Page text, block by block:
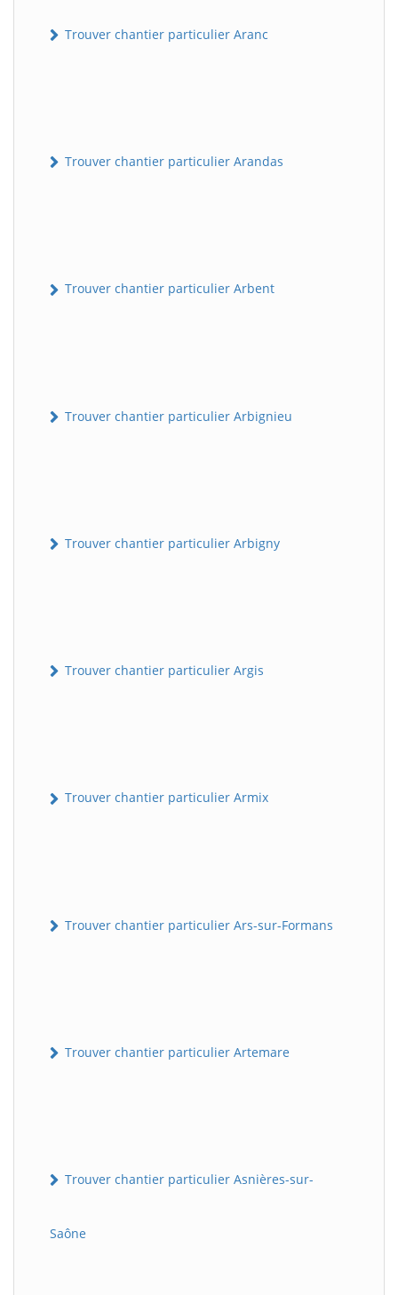
Trouver chantier particulier Aranc
Trouver chantier particulier Arandas
Trouver chantier particulier Arbent
Trouver chantier particulier Arbignieu
Trouver chantier particulier Arbigny
Trouver chantier particulier Argis
Trouver chantier particulier Armix
Trouver chantier particulier Ars-sur-Formans
Trouver chantier particulier Artemare
Trouver chantier particulier Asnières-sur-
Saône